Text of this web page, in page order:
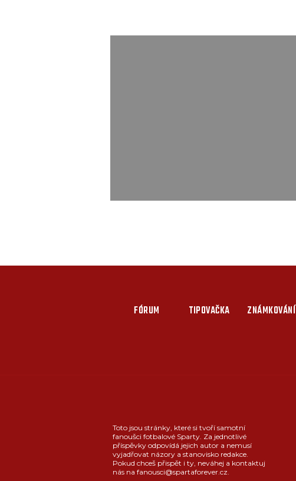
FÓRUM TIPOVAČKA ZNÁMKOVÁNÍ
Toto jsou stránky, které si tvoří samotní
fanoušci fotbalové Sparty. Za jednotlivé
příspěvky odpovídá jejich autor a nemusí
vyjadřovat názory a stanovisko redakce.
Pokud chceš přispět i ty, neváhej a kontaktuj
nás na fanousci@spartaforever.cz.